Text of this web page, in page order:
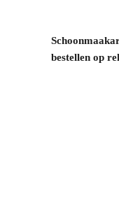
bestellen op